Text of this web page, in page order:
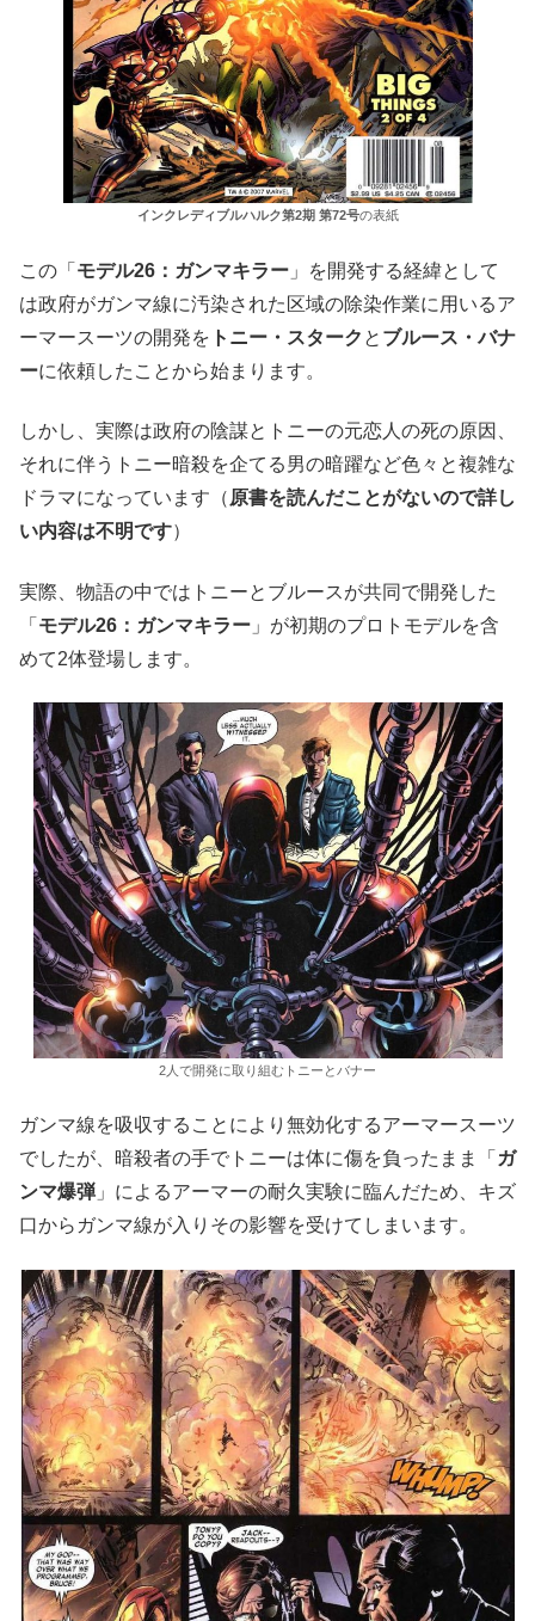
インクレディブルハルク第2期 第72号の表紙
この「 モデル26：ガンマキラー 」を開発する経緯として
は政府がガンマ線に汚染された区域の除染作業に用いるア
ーマースーツの開発を トニー・スターク と ブルース・バナ
ーに依頼したことから始まります。
しかし、実際は政府の陰謀とトニーの元恋人の死の原因、
それに伴うトニー暗殺を企てる男の暗躍など色々と複雑な
ドラマになっています（ 原書を読んだことがないので詳し
い内容は不明です）
実際、物語の中ではトニーとブルースが共同で開発した
「 モデル26：ガンマキラー 」が初期のプロトモデルを含
めて2体登場します。
2人で開発に取り組むトニーとバナー
ガンマ線を吸収することにより無効化するアーマースーツ
でしたが、暗殺者の手でトニーは体に傷を負ったまま「 ガ
ンマ爆弾 」によるアーマーの耐久実験に臨んだため、キズ
口からガンマ線が入りその影響を受けてしまいます。